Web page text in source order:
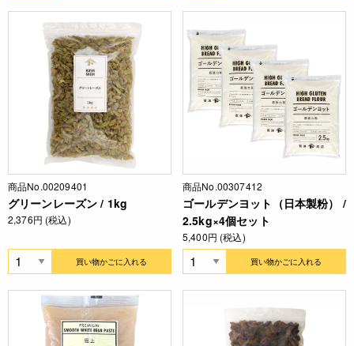
商品No.00209401
グリーンレーズン / 1kg
2,376円 (税込)
買い物かごに入れる
商品No.00307412
ゴールデンヨット（日本製粉） /
2.5kg×4個セット
5,400円 (税込)
買い物かごに入れる